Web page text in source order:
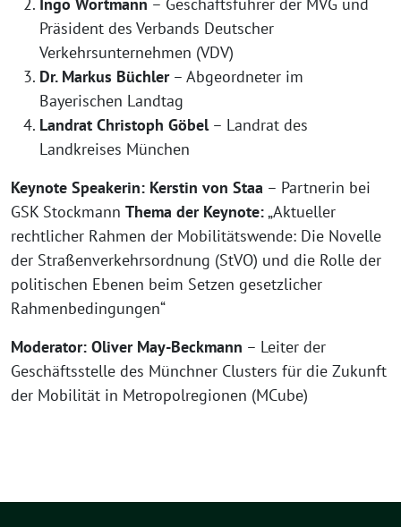
Präsident des Verbands Deutscher
Verkehrsunternehmen (VDV)
Dr. Markus Büchler– Abgeordneter im
Bayerischen Landtag
Landrat Christoph Göbel– Landrat des
Landkreises München
Keynote Speakerin: Kerstin von Staa – Partnerin bei
GSK Stockmann Thema der Keynote:„Aktueller
rechtlicher Rahmen der Mobilitätswende: Die Novelle
der Straßenverkehrsordnung (StVO) und die Rolle der
politischen Ebenen beim Setzen gesetzlicher
Rahmenbedingungen“
Moderator: Oliver May-Beckmann – Leiter der
Geschäftsstelle des Münchner Clusters für die Zukunft
der Mobilität in Metropolregionen (MCube)